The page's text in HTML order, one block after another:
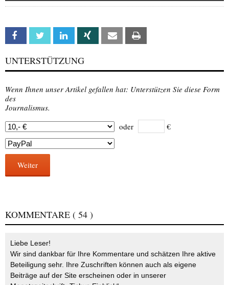
Facebook Twitter Linkedin Xing Email
UNTERSTÜTZUNG
Wenn Ihnen unser Artikel gefallen hat: Unterstützen Sie diese Form
des
Journalismus.
oder
€
Weiter
KOMMENTARE ( 54 )
Liebe Leser!
Wir sind dankbar für Ihre Kommentare und schätzen Ihre aktive
Beteiligung sehr. Ihre Zuschriften können auch als eigene
Beiträge auf der Site erscheinen oder in unserer